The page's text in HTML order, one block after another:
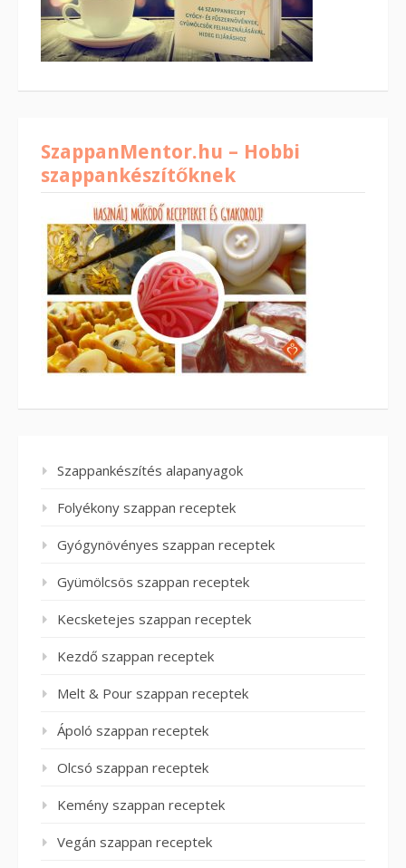
SzappanMentor.hu – Hobbi
szappankészítőknek
Szappankészítés alapanyagok
Folyékony szappan receptek
Gyógynövényes szappan receptek
Gyümölcsös szappan receptek
Kecsketejes szappan receptek
Kezdő szappan receptek
Melt & Pour szappan receptek
Ápoló szappan receptek
Olcsó szappan receptek
Kemény szappan receptek
Vegán szappan receptek